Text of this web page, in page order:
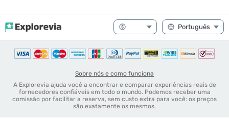
Sobre nós e como funciona
A Explorevia ajuda você a encontrar e comparar experiências reais de
fornecedores confiáveis em todo o mundo. Podemos receber uma
comissão por facilitar a reserva, sem custo extra para você: os preços
são exatamente os mesmos.